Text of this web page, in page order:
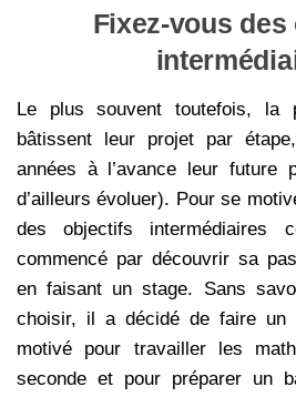
Fixez-vous
Le plus souvent toutefois, la
bâtissent leur projet par
années à l’avance leur future
d’ailleurs évoluer). Pour se
des objectifs intermédiaires
commencé par découvrir sa
en faisant un stage. Sans
choisir, il a décidé de faire un
motivé pour travailler les
seconde et pour préparer un